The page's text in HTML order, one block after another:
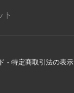
ト
- 特定商取引法の表示